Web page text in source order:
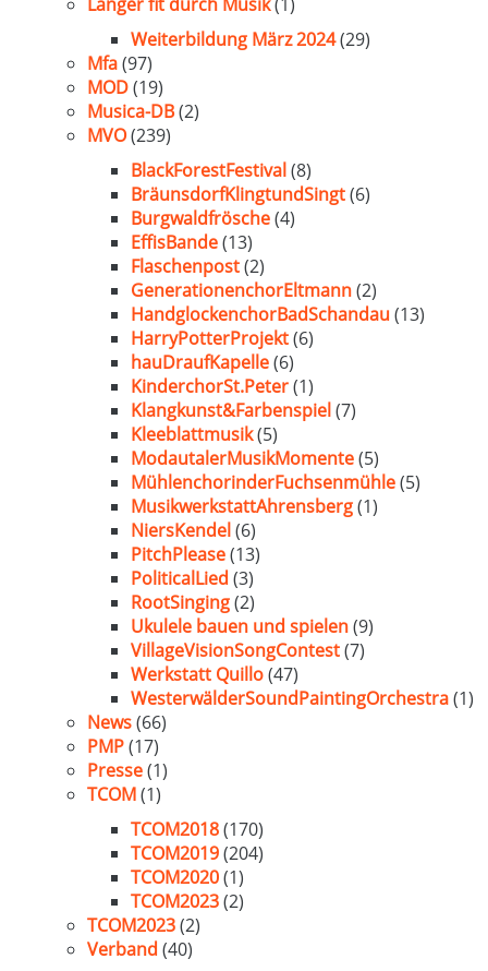
Weiterbildung März 2024(29)
Mfa(97)
MOD(19)
Musica-DB(2)
MVO(239)
BlackForestFestival(8)
BräunsdorfKlingtundSingt(6)
Burgwaldfrösche(4)
EffisBande(13)
Flaschenpost(2)
GenerationenchorEltmann(2)
HandglockenchorBadSchandau(13)
HarryPotterProjekt(6)
hauDraufKapelle(6)
KinderchorSt.Peter(1)
Klangkunst&Farbenspiel(7)
Kleeblattmusik(5)
ModautalerMusikMomente(5)
MühlenchorinderFuchsenmühle(5)
MusikwerkstattAhrensberg(1)
NiersKendel(6)
PitchPlease(13)
PoliticalLied (3)
RootSinging(2)
Ukulele bauen und spielen(9)
VillageVisionSongContest(7)
Werkstatt Quillo(47)
WesterwälderSoundPaintingOrchestra(1)
News(66)
PMP(17)
Presse(1)
TCOM(1)
TCOM2018(170)
TCOM2019(204)
TCOM2020(1)
TCOM2023(2)
TCOM2023(2)
Verband (40)